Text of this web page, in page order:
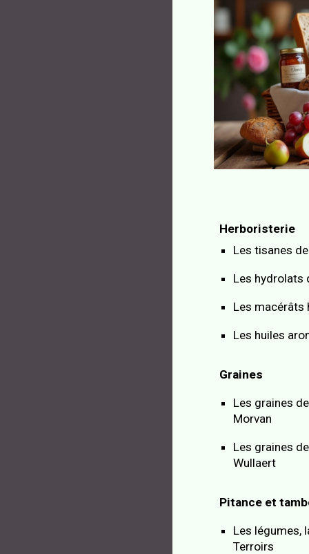
Herboristerie
Les tisanes
Les hydrolats
Les macérâts
Les huiles
Graines
Les graines
Morvan
Les graines
Wullaert
Pitance et
Les légumes,
Terroirs